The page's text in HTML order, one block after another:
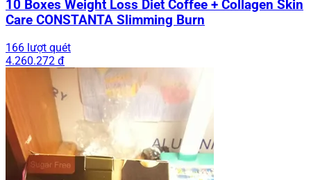
10 Boxes Weight Loss Diet Coffee + Collagen Skin
Care CONSTANTA Slimming Burn
166 lượt quét
4.260.272 đ